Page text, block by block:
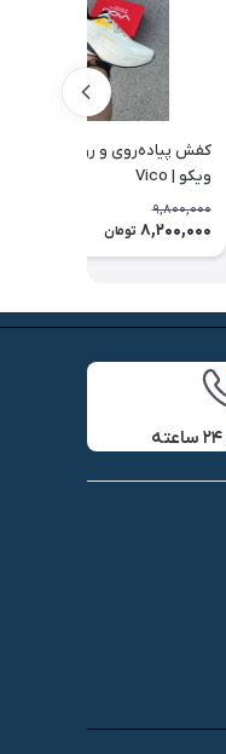
کفش پیاده‌روی و روزمرگی کرم
ویکو | Vico
9,800,000
8,200,000 تومان